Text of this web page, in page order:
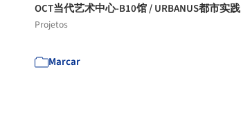
OCT当代艺术中心-B10馆 / URBANUS都市实践
Projetos
Marcar